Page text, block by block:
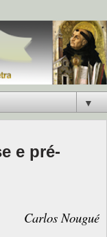
▼
e pré-
Carlos Nougué